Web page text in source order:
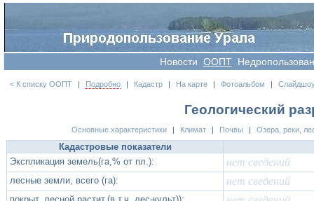
Новости OOПT
< К списку ООПТ | Подробно | Кадастр | На карте | Фотоальбом |
Геологический
Основные характеристики Климат Почвы Озера, реки,
Кадастровые показатели
Экспликация земель(га,% от пл.):
нет сведений
лесные земли, всего (га): нет сведений